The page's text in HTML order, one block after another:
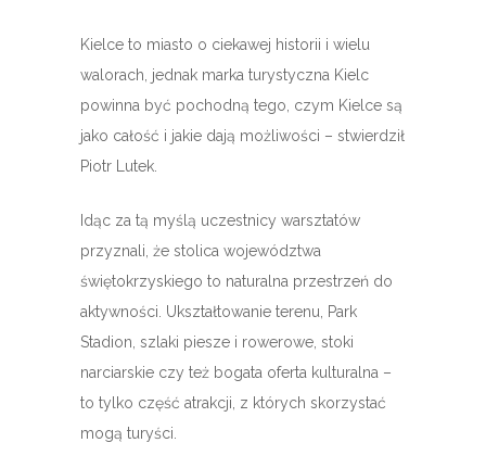
Kielce to miasto o ciekawej historii i wielu
walorach, jednak marka turystyczna Kielc
powinna być pochodną tego, czym Kielce są
jako całość i jakie dają możliwości – stwierdził
Piotr Lutek.
Idąc za tą myślą uczestnicy warsztatów
przyznali, że stolica województwa
świętokrzyskiego to naturalna przestrzeń do
aktywności. Ukształtowanie terenu, Park
Stadion, szlaki piesze i rowerowe, stoki
narciarskie czy też bogata oferta kulturalna –
to tylko część atrakcji, z których skorzystać
mogą turyści.